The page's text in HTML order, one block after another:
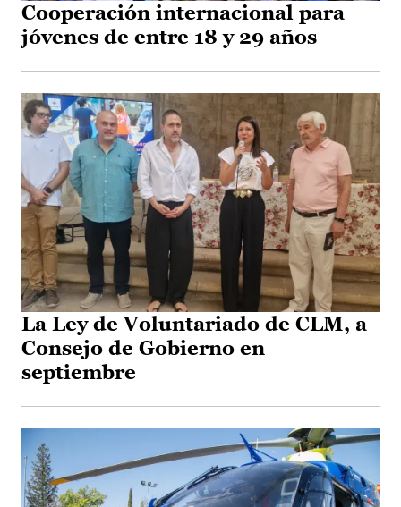
Cooperación internacional para
jóvenes de entre 18 y 29 años
La Ley de Voluntariado de CLM, a
Consejo de Gobierno en
septiembre